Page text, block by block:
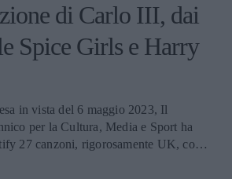
di Carlo III, dai
Spice Girls e Harry
in vista del 6 maggio 2023, Il
per la Cultura, Media e Sport ha
27 canzoni, rigorosamente UK, con